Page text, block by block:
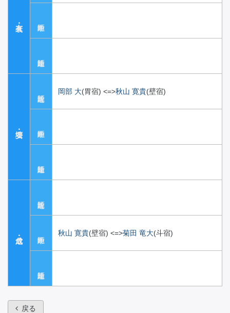
岡部 大(胃宿) <=>秋山 寛貴(壁宿)
秋山 寛貴(壁宿) <=>菊田 竜大(斗宿)
戻る